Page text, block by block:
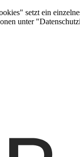
setzt ein
unter